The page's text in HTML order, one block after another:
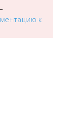
к